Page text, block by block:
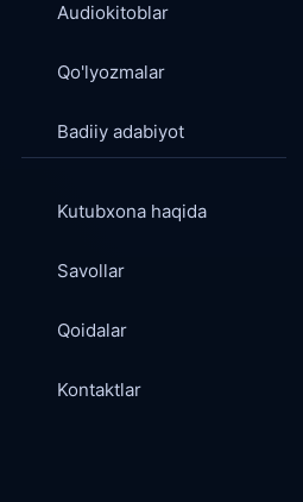
Audiokitoblar
Qo'lyozmalar
Badiiy adabiyot
Kutubxona haqida
Savollar
Qoidalar
Kontaktlar